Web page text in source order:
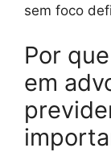
sem foco
Por
em